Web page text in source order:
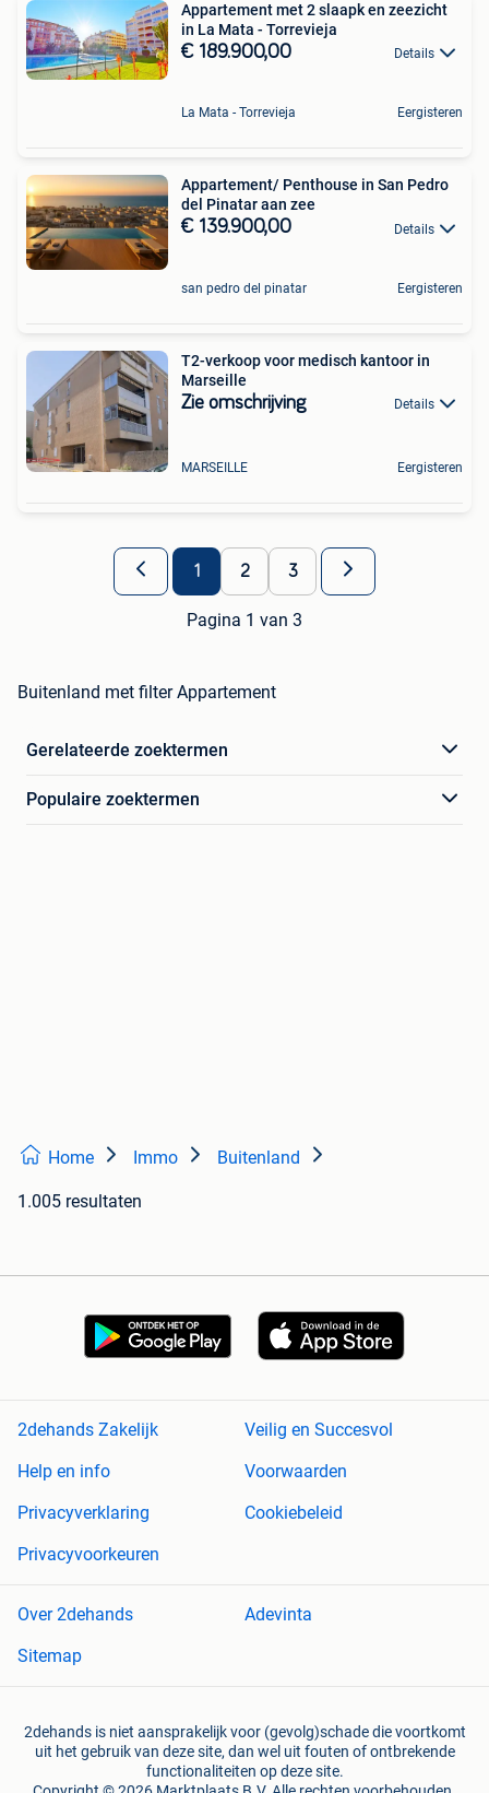
Appartement met 2 slaapk en zeezicht
in La Mata - Torrevieja
€ 189.900,00 Details
La Mata - Torrevieja Eergisteren
Appartement/ Penthouse in San Pedro
del Pinatar aan zee
€ 139.900,00 Details
san pedro del pinatar Eergisteren
T2-verkoop voor medisch kantoor in
Marseille
Zie omschrijving Details
MARSEILLE Eergisteren
1 2 3
Pagina 1 van 3
Buitenland met filter Appartement
Gerelateerde zoektermen
Populaire zoektermen
Home Immo Buitenland
1.005 resultaten
2dehands Zakelijk
Veilig en Succesvol
Help en info
Voorwaarden
Privacyverklaring
Cookiebeleid
Privacyvoorkeuren
Over 2dehands
Adevinta
Sitemap
2dehands is niet aansprakelijk voor (gevolg)schade die voortkomt
uit het gebruik van deze site, dan wel uit fouten of ontbrekende
functionaliteiten op deze site.